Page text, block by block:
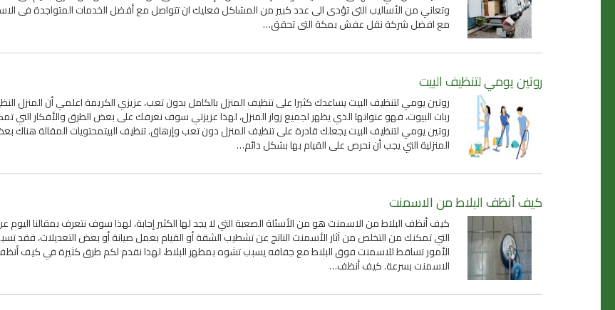
وتعاني من الأساليب التى تؤدى الى عدد كبير من المشاكل فعليك ان تتواصل مع أفضل الخدمات المتواجدة فى
مع افضل شركة نقل عفش بمكة التى تحقق…
روتين يومي لتنظيف البيت
روتين يومي لتنظيف البيت يساعدك كثيرا على تنظيف المنزل بالكامل بدون تعب، عزيزي الكريمة اعلمي أن المنزل
ربات البيوت، فهو عنوانها الذي يظهر لجميع زوار المنزل، لهذا عزيزتي سوف نعرفك على بعض الطرق والأفكار
روتين يومي لتنظيف البيت يجعلك قادرة على تنظيف المنزل دون تعب وإرهاق. تنظيف البيتمحتويات المقالة هناك
المنزلية التي يجب أن نحرص على القيام بها بشكل دائم…
كيف أنظف البلاط من الاسمنت
كيف أنظف البلاط من الاسمنت هو من الأسئلة الصعبة التي لا يجد لها الكثير إجابة، لهذا سوف نتعرف بمقالنا
التي تمكنك من التخلص من آثار الأسمنت الناتج عن تشطيب الشقة أو القيام بعمل صيانة أو بعض التعديلات، فقد
الأمور تساقط للاسمنت فوق البلاط مع جفافه يسبب تشوه بمظهر البلاط، لهذا نقدم لكم طرق كثيرة في كيف
الاسمنت بسرعة. كيف أنظف…